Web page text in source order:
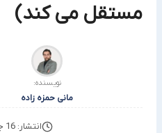
مستقل می کند)
نویسنده:
مانی حمزه زاده
انتشار: 16 جولای 2024